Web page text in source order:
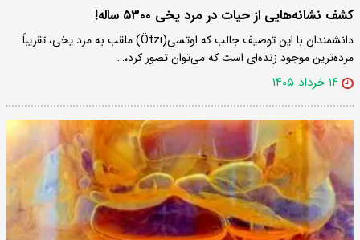
کشف نشانه‌هایی از حیات در مرد یخی ۵۳۰۰ ساله!
دانشمندان با این توصیف جالب که اوتسی(Ötzi) ملقب به مرد یخی، تقریباً
مرده‌ترین موجود زنده‌ای است که می‌توان تصور کرد،…
۱۴ خرداد ۱۴۰۵